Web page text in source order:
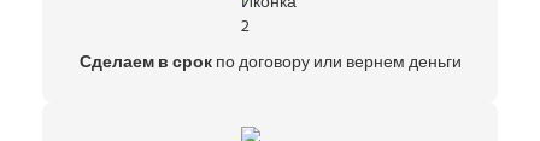
Сделаем в срокпо договору или вернем деньги